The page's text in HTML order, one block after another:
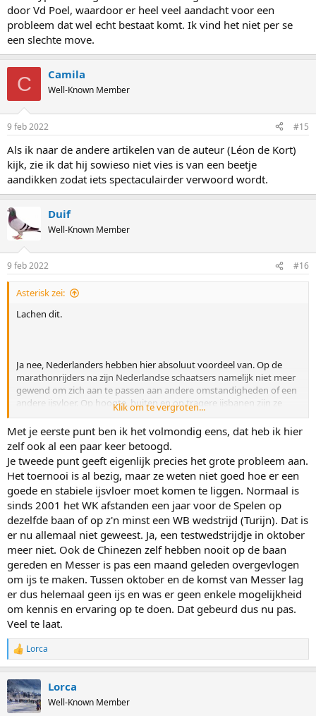
door Vd Poel, waardoor er heel veel aandacht voor een
probleem dat wel echt bestaat komt. Ik vind het niet per se
een slechte move.
C Camila
Well-Known Member
9 feb 2022 #15
Als ik naar de andere artikelen van de auteur (Léon de Kort)
kijk, zie ik dat hij sowieso niet vies is van een beetje
aandikken zodat iets spectaculairder verwoord wordt.
Duif
Well-Known Member
9 feb 2022 #16
Asterisk zei:
Lachen dit.
Ja nee, Nederlanders hebben hier absoluut voordeel van. Op de
marathonrijders na zijn Nederlandse schaatsers namelijk niet meer
gewend om zich aan te passen aan andere omstandigheden of een
andere ijsvloer. Op hoogte, buiten en op tragere ijsbanen zijn ze
consequent slechter dan in Thialf, dus wil je als KNSB dat de
Olympische Spelen lijken op Thialf.
Van der Poel chargeert natuurlijk een beetje, maar daar zie ik het
probleem niet zo van. Het is inderdaad gek dat je zegt dat je een
lobby voerttijdens het toernooi om de omstandigheden in jouw
voordeel aan te passen. Alsof een tegenstander van Nadal actief
roept dat het dak van het stadion dicht moet omdat Nadal altijd
slecht is als ie indoor moet spelen.
Het is misschien niet verboden, maar het is absoluut onsympathiek
om dit zo aan te vliegen. Stel er was een Nederlandse ijsmeester
geweest, en de KNSB had aangegeven dat ze elke dag lobbyen om
ervoor te zorgen dat de ijsvloer precies zo is dat de Nederlanders
het meeste kans maken op medailles. En vervolgens geven ze aan
dat het lijkt te werken omdat het ijs inderdaad naar hun wensen
wordt aangepast. De wereld zou te klein zijn. Nu hebben ze nog het
voordeel van de twijfel omdat er een Canadese ijsmeester is, maar
het principe blijft natuurlijk hetzelfde.
In het artikel wordt ook niet gezegd dat het ijs zo moet worden
aangepast omdat het objectief gezien beter is voor de veiligheid
van de wedstrijd of wat dan ook. Puur dat het moet worden
aangepast zodat Nederlanders meer kans hebben.
Klik om te vergroten...
Met je eerste punt ben ik het volmondig eens, dat heb ik hier
zelf ook al een paar keer betoogd.
Je tweede punt geeft eigenlijk precies het grote probleem aan.
Het toernooi is al bezig, maar ze weten niet goed hoe er een
goede en stabiele ijsvloer moet komen te liggen. Normaal is
sinds 2001 het WK afstanden een jaar voor de Spelen op
dezelfde baan of op z'n minst een WB wedstrijd (Turijn). Dat is
er nu allemaal niet geweest. Ja, een testwedstrijdje in oktober
meer niet. Ook de Chinezen zelf hebben nooit op de baan
gereden en Messer is pas een maand geleden overgevlogen
om ijs te maken. Tussen oktober en de komst van Messer lag
er dus helemaal geen ijs en was er geen enkele mogelijkheid
om kennis en ervaring op te doen. Dat gebeurd dus nu pas.
Veel te laat.
R
e
c
t
i
Lorca
Lorca
Well-Known Member